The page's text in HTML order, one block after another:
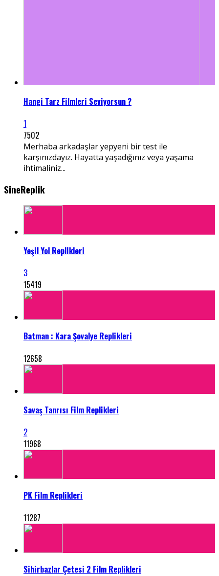
Hangi Tarz Filmleri Seviyorsun ?
1
7502
Merhaba arkadaşlar yepyeni bir test ile
karşınızdayız. Hayatta yaşadığınız veya yaşama
ihtimaliniz...
SineReplik
Yeşil Yol Replikleri
3
15419
Batman : Kara Şovalye Replikleri
12658
Savaş Tanrısı Film Replikleri
2
11968
PK Film Replikleri
11287
Sihirbazlar Çetesi 2 Film Replikleri